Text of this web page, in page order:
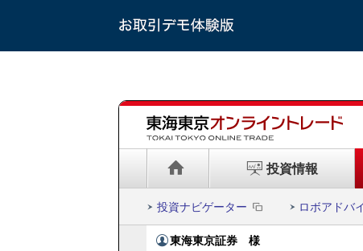
投資情報
投資ナビゲーター ロボアドバ
東海東京証券 様